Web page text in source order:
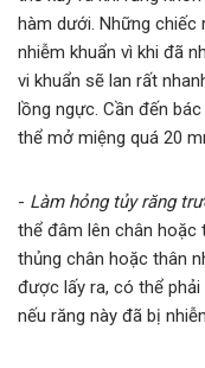
hàm dưới. Những chiếc
nhiễm khuẩn vì khi đã
vi khuẩn sẽ lan rất
lồng ngực. Cần đến
thể mở miệng quá 20
- Làm hỏng tủy răng
thể đâm lên chân hoặc
thủng chân hoặc thân
được lấy ra, có thể
nếu răng này đã bị